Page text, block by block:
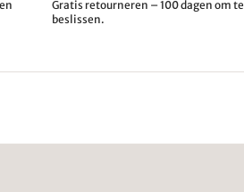
Gratis retourneren – 100 dagen om te
beslissen.